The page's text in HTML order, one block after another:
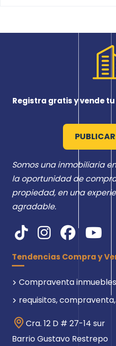
Somos una inmobiliaria
la oportunidad de
propiedad, en una
agradable.
Tendencias Compra y
Compraventa inmuebles
requisitos,
Cra. 12 D # 27-14 sur
Barrio Gustavo Restrepo
Registra gratis y vende